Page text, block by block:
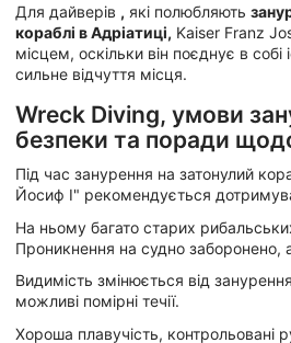
Для дайверів , які полюбляють
кораблі в Адріатиці, Kaiser Franz
місцем, оскільки він поєднує в собі
сильне відчуття місця.
Wreck Diving, умови
безпеки та поради
Під час занурення на затонулий
Йосиф I" рекомендується
На ньому багато старих рибальських
Проникнення на судно заборонено,
Видимість змінюється від
можливі помірні течії.
Хороша плавучість, контрольовані